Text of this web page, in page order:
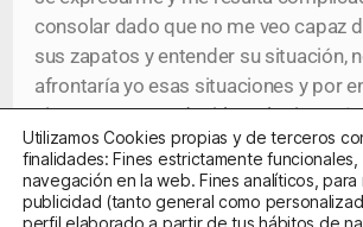
consolar dado que no me veo capaz
sus zapatos y entender su situación,
afrontaría yo esas situaciones y por
siento apta para decirle a alguien
afrontarla y cómo debería o no
comentando lo obvio, y a su vez me
exponerme a la negatividad extra;
Utilizamos Cookies propias y de terceros
finalidades: Fines estrictamente funcionales,
navegación en la web. Fines analíticos, para
publicidad (tanto general como
perfil elaborado a partir de tus hábitos de